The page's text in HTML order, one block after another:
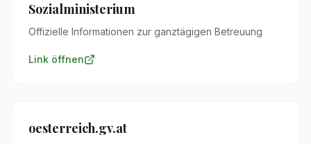
Sozialministerium
Offizielle Informationen zur ganztägigen Betreuung
Link öffnen
oesterreich.gv.at